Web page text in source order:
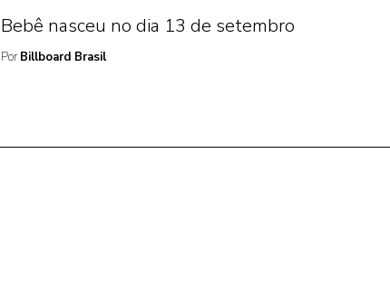
Bebê nasceu no dia 13 de setembro
Por Billboard Brasil